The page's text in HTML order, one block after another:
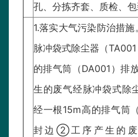
孔、分拣齐套、质检、包
1.落实大气污染防治措
脉冲袋式除尘器（
的排气筒（DA001）
生的废气经脉冲袋式除
经一根15m高的排气筒
封边②工序产生的废